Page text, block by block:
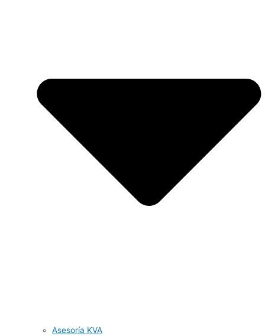
Asesoría KVA